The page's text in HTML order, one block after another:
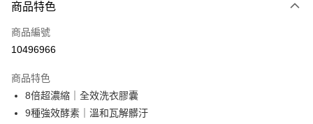
信用卡一次付款
LINE Pay
街口支付
悠遊付
商品特色
商品編號
10496966
商品特色
8倍超濃縮｜全效洗衣膠囊
9種強效酵素｜溫和瓦解髒汙